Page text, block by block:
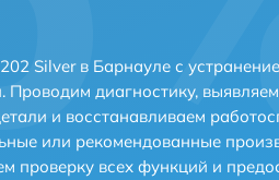
Silver в Барнауле с
диагностику,
и восстанавливаем
или рекомендованные
проверку всех функций и